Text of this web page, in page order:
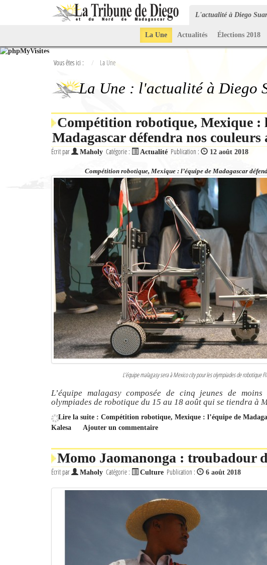
L'actualité à Diego
La Une Actualités Élections 2018
Vous êtes ici : La Une
La Une : l'actualité à Diego
Compétition robotique, Mexique :
Madagascar défendra nos couleurs
Écrit par Maholy Catégorie : Actualité Publication : 12 août 2018
Compétition robotique, Mexique : l’équipe de Madagascar
L’équipe malagasy sera à Mexico city pour les olympiades de robotique
L’équipe malagasy composée de cinq jeunes de
olympiades de robotique du 15 au 18 août qui se tiendra à
Lire la suite : Compétition robotique, Mexique : l’équipe de
Kalesa
Ajouter un commentaire
Momo Jaomanonga : troubadour
Écrit par Maholy Catégorie : Culture Publication : 6 août 2018